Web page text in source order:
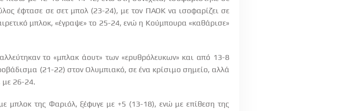
έφτασε σε σετ μπολ (23-24), με τον ΠΑΟΚ να ισοφαρίζει σε
μπλοκ, «έγραψε» το 25-24, ενώ η Κούμπουρα «καθάρισε»
το «μπλακ άουτ» των «ερυθρόλευκων» και από 13-8
(21-22) στον Ολυμπιακό, σε ένα κρίσιμο σημείο, αλλά
με 26-24.
μπλοκ της Φαριόλ, ξέφυγε με +5 (13-18), ενώ με επίθεση της